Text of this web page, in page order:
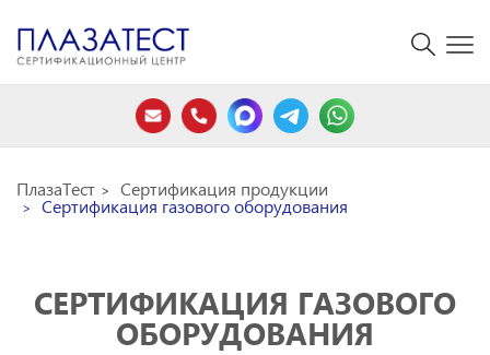
ПлазаТест Сертификация продукции
Сертификация газового оборудования
СЕРТИФИКАЦИЯ ГАЗОВОГО
ОБОРУДОВАНИЯ